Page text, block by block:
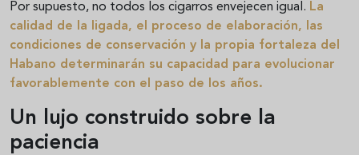
Por supuesto, no todos los cigarros envejecen igual. La
calidad de la ligada, el proceso de elaboración, las
condiciones de conservación y la propia fortaleza del
Habano determinarán su capacidad para evolucionar
favorablemente con el paso de los años.
Un lujo construido sobre la
paciencia